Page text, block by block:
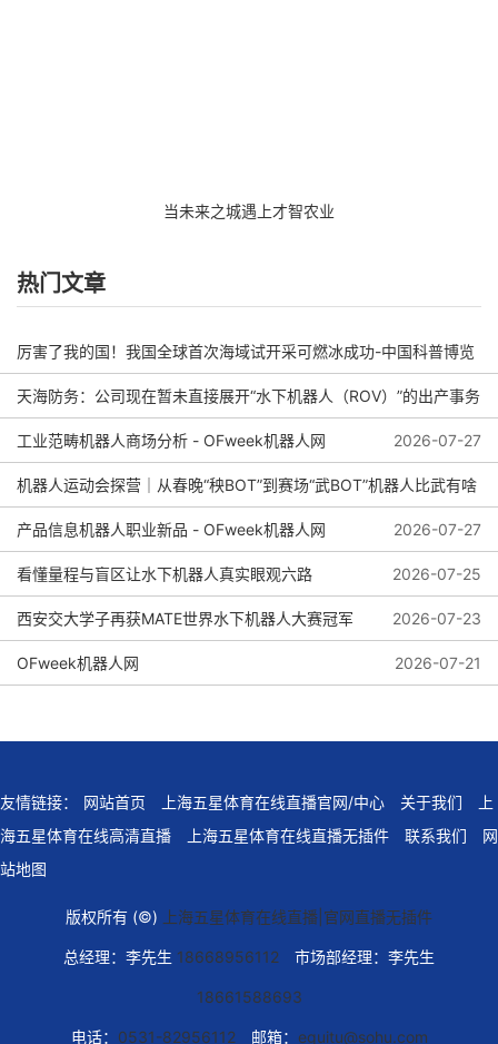
当未来之城遇上才智农业
热门文章
厉害了我的国！我国全球首次海域试开采可燃冰成功-中国科普博览
2026-08-04
天海防务：公司现在暂未直接展开“水下机器人（ROV）”的出产事务
2026-08-01
工业范畴机器人商场分析 - OFweek机器人网 2026-07-27
机器人运动会探营｜从春晚“秧BOT”到赛场“武BOT”机器人比武有啥
看头？
2026-07-27
产品信息机器人职业新品 - OFweek机器人网 2026-07-27
看懂量程与盲区让水下机器人真实眼观六路 2026-07-25
西安交大学子再获MATE世界水下机器人大赛冠军 2026-07-23
OFweek机器人网 2026-07-21
友情链接： 网站首页 上海五星体育在线直播官网/中心 关于我们
上
海五星体育在线高清直播
上海五星体育在线直播无插件 联系我们
网
站地图
版权所有 (©) 上海五星体育在线直播|官网直播无插件
总经理：李先生 18668956112 市场部经理：李先生
18661588693
电话： 0531-82956112邮箱： eguitu@sohu.com